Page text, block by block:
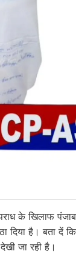
के खिलाफ
दिया है। बता
जा रही है।